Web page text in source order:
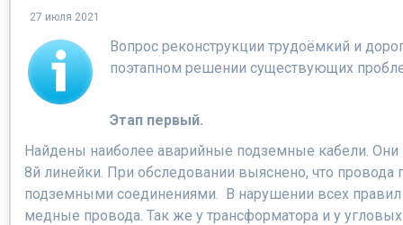
27 июля 2021
Вопрос реконструкции трудоёмкий и
поэтапном решении существующих
Этап первый.
Найдены наиболее аварийные подземные кабели.
8й линейки. При обследовании выяснено, что
подземными соединениями. В нарушении всех
медные провода. Так же у трансформатора и у